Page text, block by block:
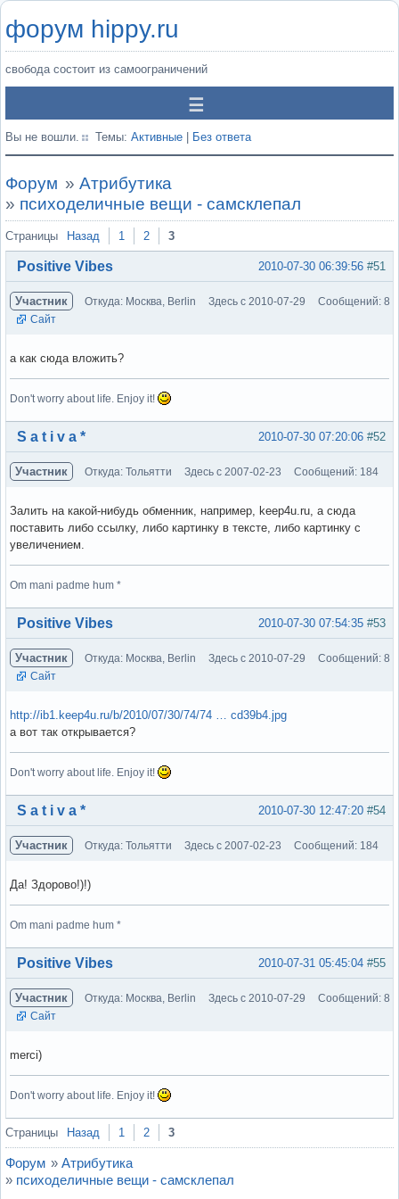
форум hippy.ru
свобода состоит из самоограничений
Вы не вошли. Темы: Активные Без ответа
Форум » Атрибутика
» психоделичные вещи - самсклепал
Страницы Назад 1 2 3
#51
2010-07-30 06:39:56
Positive Vibes
Участник Откуда: Москва, Berlin Здесь с 2010-07-29
Сообщений: 8
Сайт
а как сюда вложить?
Don't worry about life. Enjoy it!
Вне форума #52
2010-07-30 07:20:06
S a t i v a *
Участник Откуда: Тольятти Здесь с 2007-02-23 Сообщений: 184
Залить на какой-нибудь обменник, например, keep4u.ru, а сюда
поставить либо ссылку, либо картинку в тексте, либо картинку с
увеличением.
Om mani padme hum *
Вне форума #53
2010-07-30 07:54:35
Positive Vibes
Участник Откуда: Москва, Berlin Здесь с 2010-07-29
Сообщений: 8
Сайт
http://ib1.keep4u.ru/b/2010/07/30/74/74 … cd39b4.jpg
а вот так открывается?
Don't worry about life. Enjoy it!
Вне форума #54
2010-07-30 12:47:20
S a t i v a *
Участник Откуда: Тольятти Здесь с 2007-02-23 Сообщений: 184
Да! Здорово!)!)
Om mani padme hum *
Вне форума #55
2010-07-31 05:45:04
Positive Vibes
Участник Откуда: Москва, Berlin Здесь с 2010-07-29
Сообщений: 8
Сайт
merci)
Don't worry about life. Enjoy it!
Вне форума
Страницы Назад 1 2 3
Форум » Атрибутика
» психоделичные вещи - самсклепал